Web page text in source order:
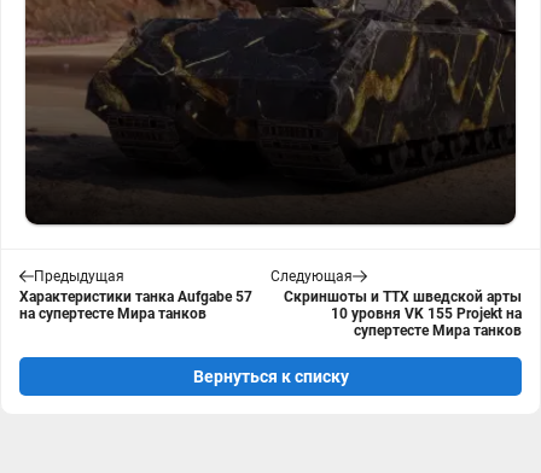
Предыдущая
Характеристики танка Aufgabe 57
на супертесте Мира танков
Следующая
Скриншоты и ТТХ шведской арты
10 уровня VK 155 Projekt на
супертесте Мира танков
Вернуться к списку